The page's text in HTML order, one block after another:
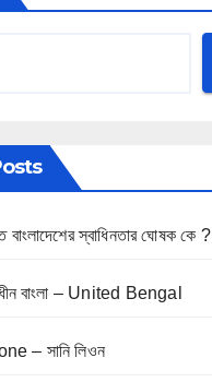
বাংলাদেশের স্বাধিনতার ঘোষক কে ?
বাংলা – United Bengal
– সানি লিওন